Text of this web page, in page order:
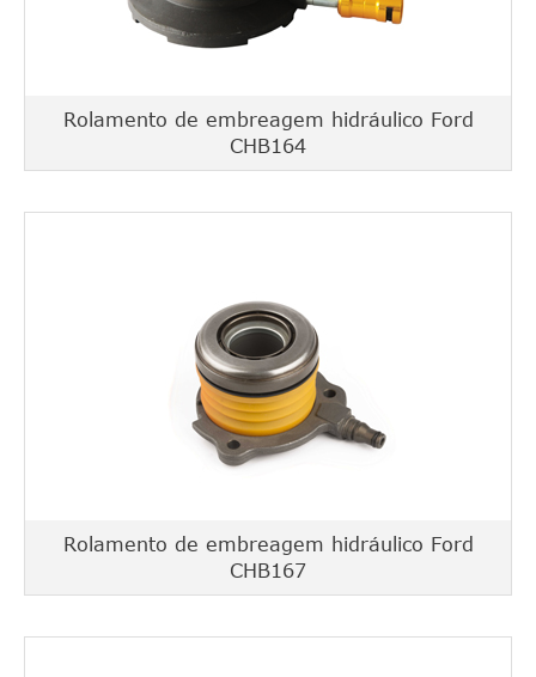
Rolamento de embreagem hidráulico Ford
CHB164
Rolamento de embreagem hidráulico Ford
CHB167